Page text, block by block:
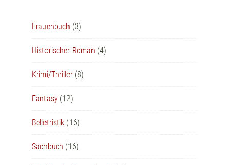
Frauenbuch (3)
Historischer Roman (4)
Krimi/Thriller (8)
Fantasy (12)
Belletristik (16)
Sachbuch (16)